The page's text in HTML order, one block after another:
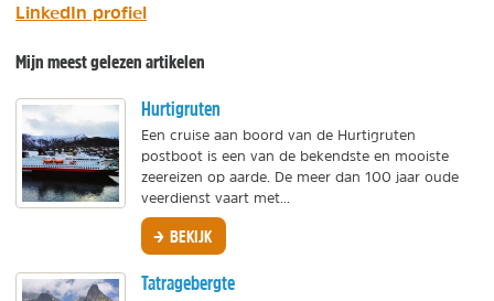
LinkedIn profiel
Mijn meest gelezen artikelen
Hurtigruten
Een cruise aan boord van de Hurtigruten
postboot is een van de bekendste en mooiste
zeereizen op aarde. De meer dan 100 jaar oude
veerdienst vaart met...
BEKIJK
Tatragebergte